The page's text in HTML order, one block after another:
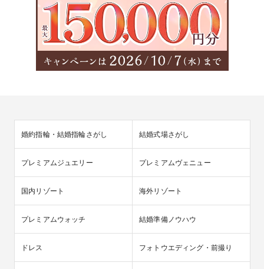
婚約指輪・結婚指輪さがし 結婚式場さがし
プレミアムジュエリー プレミアムヴェニュー
国内リゾート 海外リゾート
プレミアムウォッチ 結婚準備ノウハウ
ドレス フォトウエディング・前撮り